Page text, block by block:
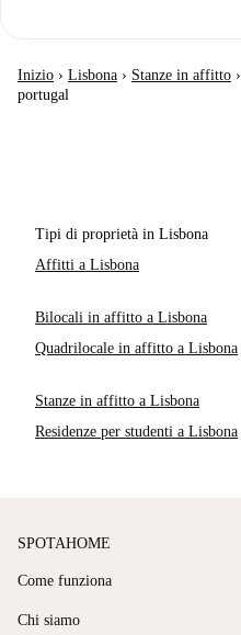
Inizio › Lisbona › Stanze in affitto ›
portugal
Tipi di proprietà in Lisbona
Affitti a Lisbona
Bilocali in affitto a Lisbona
Quadrilocale in affitto a Lisbona
Stanze in affitto a Lisbona
Residenze per studenti a Lisbona
SPOTAHOME
Come funziona
Chi siamo